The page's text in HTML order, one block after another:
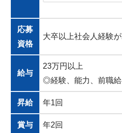
応募
資格
大卒以上社会人経験
給与
23万円以上
◎経験、能力、前職
昇給 年1回
賞与 年2回